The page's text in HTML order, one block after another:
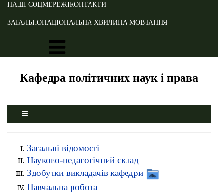
НАШІ СОЦМЕРЕЖІКОНТАКТИ
ЗАГАЛЬНОНАЦІОНАЛЬНА ХВИЛИНА МОВЧАННЯ
Кафедра політичних наук і права
Загальні відомості
Науково-педагогічний склад
Здобутки викладачів кафедри
Навчальна робота